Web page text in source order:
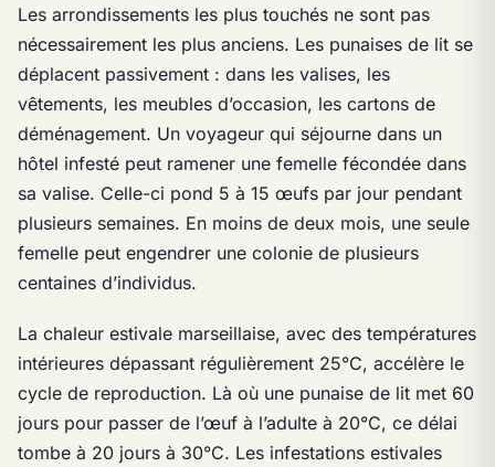
Les arrondissements les plus touchés ne sont pas
nécessairement les plus anciens. Les punaises de lit se
déplacent passivement : dans les valises, les
vêtements, les meubles d’occasion, les cartons de
déménagement. Un voyageur qui séjourne dans un
hôtel infesté peut ramener une femelle fécondée dans
sa valise. Celle-ci pond 5 à 15 œufs par jour pendant
plusieurs semaines. En moins de deux mois, une seule
femelle peut engendrer une colonie de plusieurs
centaines d’individus.
La chaleur estivale marseillaise, avec des températures
intérieures dépassant régulièrement 25°C, accélère le
cycle de reproduction. Là où une punaise de lit met 60
jours pour passer de l’œuf à l’adulte à 20°C, ce délai
tombe à 20 jours à 30°C. Les infestations estivales